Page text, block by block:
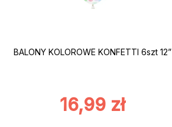
BALONY KOLOROWE KONFETTI 6szt 12”
16,99 zł